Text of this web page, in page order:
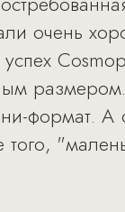
очень
формат.